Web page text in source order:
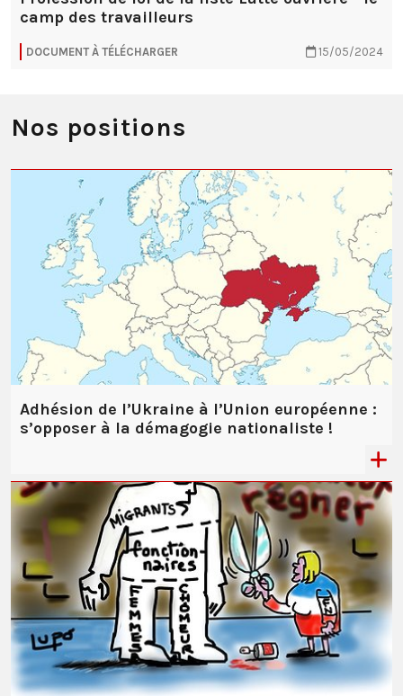
camp des travailleurs
DOCUMENT À TÉLÉCHARGER 15/05/2024
Nos positions
Adhésion de l’Ukraine à l’Union européenne :
s’opposer à la démagogie nationaliste !